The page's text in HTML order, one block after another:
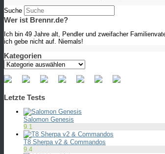
Suche
Wer ist Brennr.de?
Ich bin 49 Jahre alt, Pendler und zweifacher
ich gebe nicht auf. Niemals!
Kategorien
Kategorien
Letzte Tests
Salomon Genesis
9.1
T8 Sherpa v2 & Commandos
9.4